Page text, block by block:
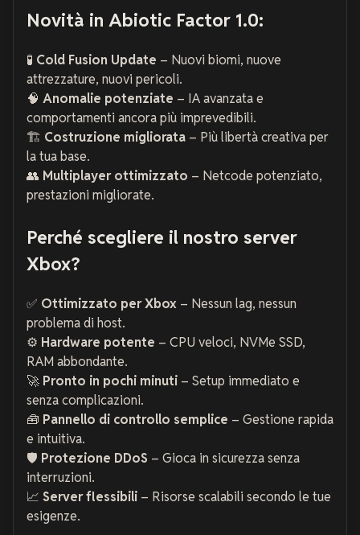
Novità in Abiotic Factor 1.0:
🧪 Cold Fusion Update – Nuovi biomi, nuove
attrezzature, nuovi pericoli.
🧠 Anomalie potenziate – IA avanzata e
comportamenti ancora più imprevedibili.
🏗️ Costruzione migliorata – Più libertà creativa per
la tua base.
👥 Multiplayer ottimizzato – Netcode potenziato,
prestazioni migliorate.
Perché scegliere il nostro server
Xbox?
✅ Ottimizzato per Xbox – Nessun lag, nessun
problema di host.
⚙️ Hardware potente – CPU veloci, NVMe SSD,
RAM abbondante.
🚀 Pronto in pochi minuti – Setup immediato e
senza complicazioni.
🧰 Pannello di controllo semplice – Gestione rapida
e intuitiva.
🛡️ Protezione DDoS – Gioca in sicurezza senza
interruzioni.
📈 Server flessibili – Risorse scalabili secondo le tue
esigenze.